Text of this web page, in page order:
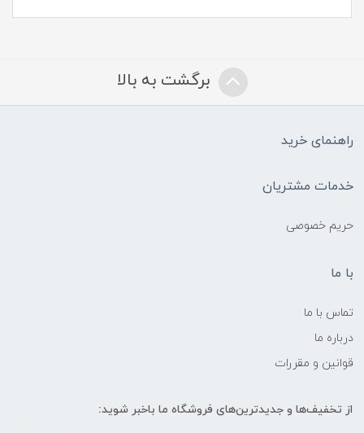
برگشت به بالا
راهنمای خرید
خدمات مشتریان
حریم خصوصی
با ما
تماس با ما
درباره ما
قوانین و مقررات
از تخفیف‌ها و جدیدترین‌های فروشگاه ما باخبر شوید: